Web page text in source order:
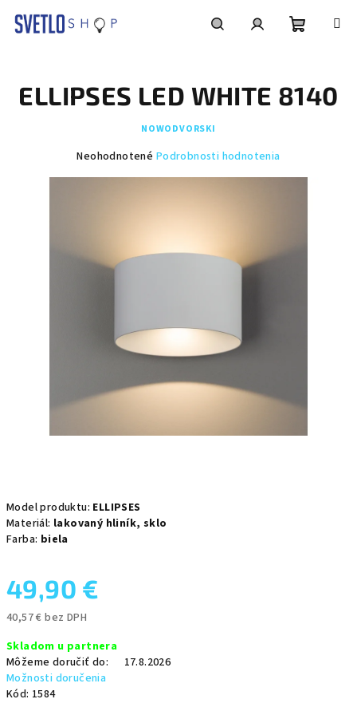
košík
Model produktu: ELLIPSES
Materiál: lakovaný hliník, sklo
Farba: biela
49,90 €
40,57 € bez DPH
cena:
Skladom u partnera
Môžeme doručiť do:
17.8.2026
Možnosti doručenia
Kód: 1584
ELLIPSES LED WHITE 8140
NOWODVORSKI
Priemerné
hviezdičiek.
Neohodnotené Podrobnosti hodnotenia